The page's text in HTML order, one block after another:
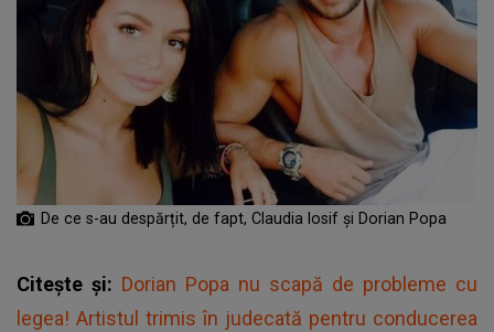
De ce s-au despărțit, de fapt, Claudia Iosif și Dorian Popa
Citește și: Dorian Popa nu scapă de probleme cu
legea! Artistul trimis în judecată pentru conducerea